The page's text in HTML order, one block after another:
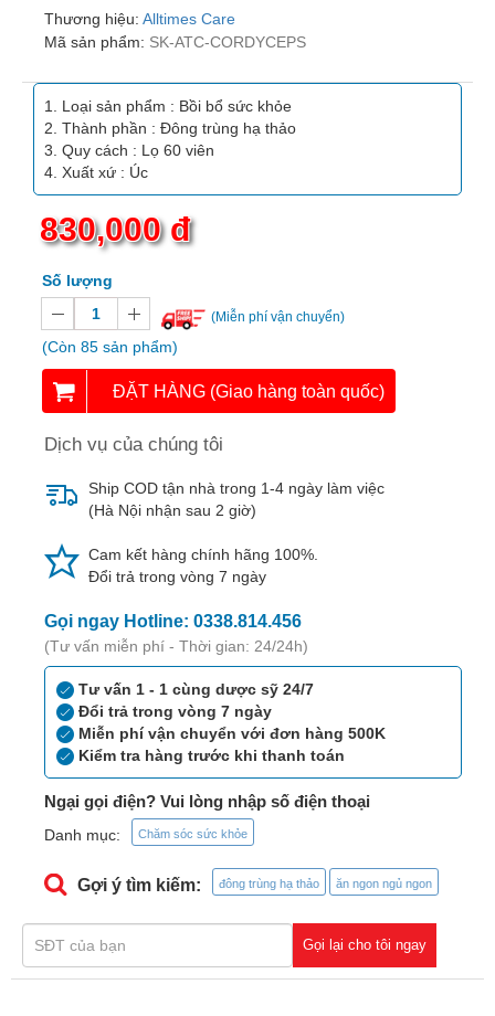
khỏe
Khoáng
chất
Thuốc
giảm
cân
tăng
cân
Não,
Tim
Gan,
Tiêu
hóa
Cơ
xương,
Khớp
Mắt
sinh,
khuẩn
Tai,
Hô
hấp
Thương hiệu: Alltimes Care
Mã sản phẩm: SK-ATC-CORDYCEPS
Loại sản phẩm : Bồi bổ sức khỏe
Thành phần : Đông trùng hạ thảo
Quy cách : Lọ 60 viên
Xuất xứ : Úc
830,000 đ
Số lượng
(Miễn phí vận chuyển)
(Còn 85 sản phẩm)
ĐẶT HÀNG (Giao hàng toàn quốc)
Dịch vụ của chúng tôi
Ship COD tận nhà trong 1-4 ngày làm việc
(Hà Nội nhận sau 2 giờ)
Cam kết hàng chính hãng 100%.
Đổi trả trong vòng 7 ngày
Gọi ngay Hotline: 0338.814.456
(Tư vấn miễn phí - Thời gian: 24/24h)
Tư vấn 1 - 1 cùng dược sỹ 24/7
Đổi trả trong vòng 7 ngày
Miễn phí vận chuyển với đơn hàng 500K
Kiểm tra hàng trước khi thanh toán
Ngại gọi điện? Vui lòng nhập số điện thoại
Danh mục: Chăm sóc sức khỏe
Gợi ý tìm kiếm: đông trùng hạ thảo ăn ngon ngủ ngon
Gọi lại cho tôi ngay